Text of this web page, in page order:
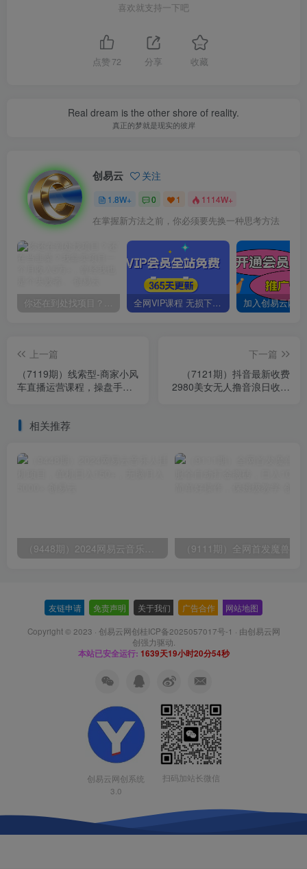
喜欢就支持一下吧
点赞 72 分享 收藏
Real dream is the other shore of reality.
真正的梦就是现实的彼岸
创易云 关注
1.8W+ 0 1 1114W+
在掌握新方法之前，你必须要先换一种思考方法
你还在到处找项目？还在当韭菜？我靠卖项目一个月收入5万+，曾经我也是个失败者。 全网VIP课程 无损下载~
上一篇
（7119期）线索型-商家小风
车直播运营课程，操盘手助
下一篇
（7121期）抖音最新收费
2980美女无人撸音浪日收益
相关推荐
友链申请 免责声明 关于我们 广告合作 网站地图
Copyright © 2023 · 创易云网创桂ICP备2025057017号-1 · 由创易云网
创强力驱动.
本站已安全运行: 1639天19小时20分54秒
创易云网创系统
3.0
扫码加站长微信